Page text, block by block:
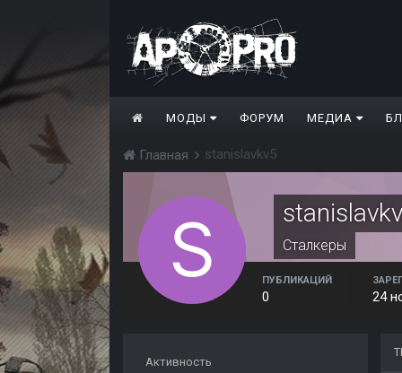
МОДЫ ФОРУМ МЕДИА
Главная stanislavkv5
Сталкеры
ПУБЛИКАЦИЙ
0 24
Активность